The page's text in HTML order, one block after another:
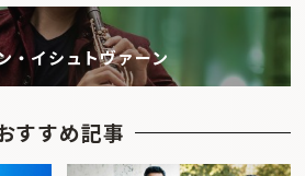
・イシュトヴァーン
すすめ記事